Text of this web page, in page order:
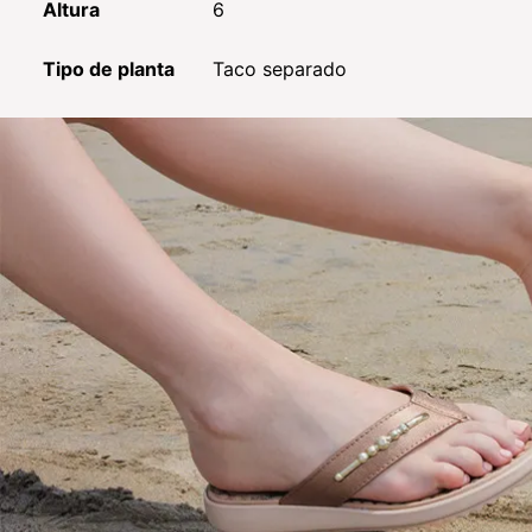
Altura 6
Tipo de planta Taco separado